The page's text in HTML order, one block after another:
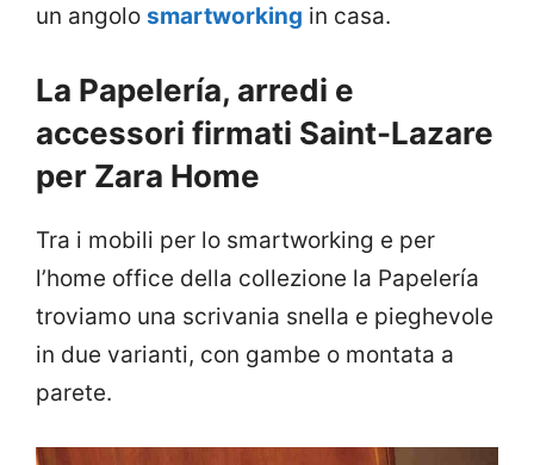
un angolo smartworking in casa.
La Papelería, arredi e
accessori firmati Saint-Lazare
per Zara Home
Tra i mobili per lo smartworking e per
l’home office della collezione la Papelería
troviamo una scrivania snella e pieghevole
in due varianti, con gambe o montata a
parete.